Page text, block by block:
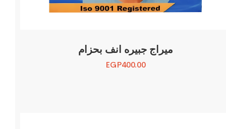
ميراج جبيره انف بحزام
EGP400.00